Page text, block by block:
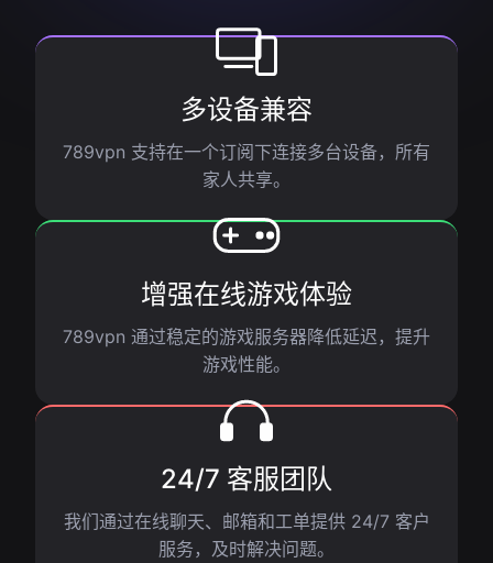
多设备兼容
789vpn 支持在一个订阅下连接多台设备，所有
家人共享。
增强在线游戏体验
789vpn 通过稳定的游戏服务器降低延迟，提升
游戏性能。
24/7 客服团队
我们通过在线聊天、邮箱和工单提供 24/7 客户
服务，及时解决问题。